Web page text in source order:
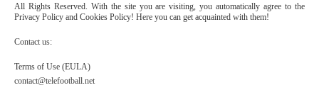
All Rights Reserved. With the site you are visiting, you automatically agree to the
Privacy Policy and Cookies Policy! Here you can get acquainted with them!
Contact us:
Terms of Use (EULA)
contact@telefootball.net